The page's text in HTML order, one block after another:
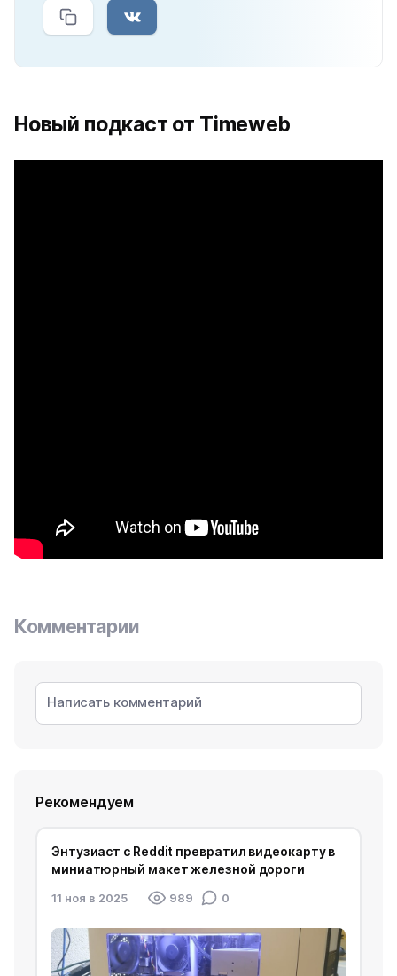
Новый подкаст от Timeweb
Комментарии
Рекомендуем
Энтузиаст с Reddit превратил видеокарту в
миниатюрный макет железной дороги
11 ноя в 2025 989 0